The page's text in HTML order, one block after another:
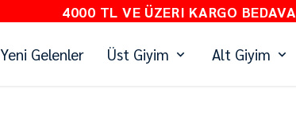
4000 TL VE ÜZERI KARGO BEDAVA
Yeni Gelenler Üst Giyim Alt Giyim